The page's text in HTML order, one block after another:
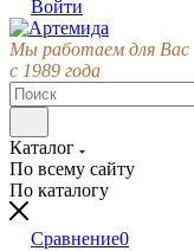
Войти
Мы работаем для Вас
с 1989 года
Каталог
По всему сайту
По каталогу
Сравнение0